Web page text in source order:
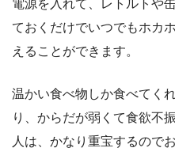
電源を入れて、レトルトや
ておくだけでいつでもホカ
えることができます。
温かい食べ物しか食べてく
り、からだが弱くて食欲不
人は、かなり重宝するので